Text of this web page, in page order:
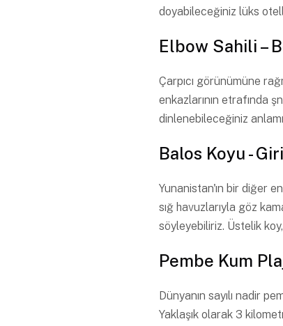
doyabileceğiniz lüks
Elbow Sahili –
Çarpıcı görünümüne
enkazlarının etrafında
dinlenebileceğiniz
Balos Koyu -
Yunanistan'ın bir diğer
sığ havuzlarıyla göz
söyleyebiliriz. Üstelik
Pembe Kum
Dünyanın sayılı nadir
Yaklaşık olarak 3